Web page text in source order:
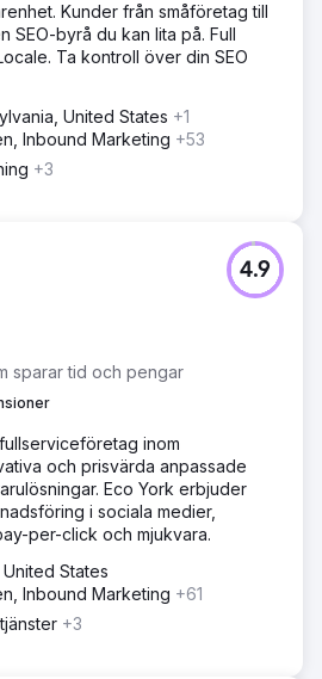
Kunder från småföretag till
SEO-byrå du kan lita på. Full
Ta kontroll över din SEO
United States +1
Inbound Marketing +53
+3
sparar tid och pengar
4.9
inom
och prisvärda anpassade
Eco York erbjuder
i sociala medier,
per-click och mjukvara.
States
Inbound Marketing +61
+3